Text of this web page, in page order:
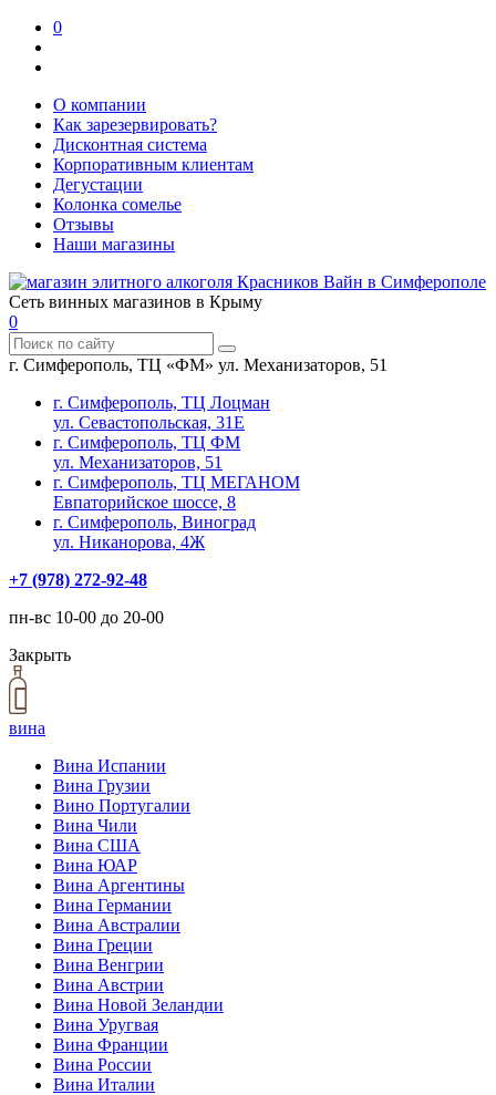
0
О компании
Как зарезервировать?
Дисконтная система
Корпоративным клиентам
Дегустации
Колонка сомелье
Отзывы
Наши магазины
Сеть винных магазинов в Крыму
0
г. Симферополь, ТЦ «ФМ» ул. Механизаторов, 51
г. Симферополь, ТЦ Лоцман
ул. Севастопольская, 31Е
г. Симферополь, ТЦ ФМ
ул. Механизаторов, 51
г. Симферополь, ТЦ МЕГАНОМ
Евпаторийское шоссе, 8
г. Симферополь, Виноград
ул. Никанорова, 4Ж
+7 (978) 272-92-48
пн-вс 10-00 до 20-00
Закрыть
вина
Вина Испании
Вина Грузии
Вино Португалии
Вина Чили
Вина США
Вина ЮАР
Вина Аргентины
Вина Германии
Вина Австралии
Вина Греции
Вина Венгрии
Вина Австрии
Вина Новой Зеландии
Вина Уругвая
Вина Франции
Вина России
Вина Италии